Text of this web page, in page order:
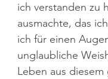
ich verstanden zu
ausmachte, das
ich für einen
unglaubliche
Leben aus